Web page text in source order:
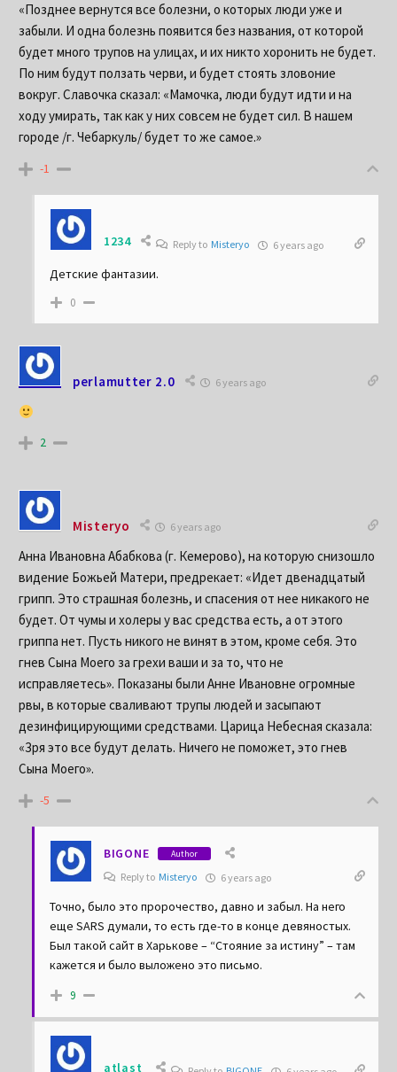
«Позднее вернутся все болезни, о которых люди уже и
забыли. И одна болезнь появится без названия, от которой
будет много трупов на улицах, и их никто хоронить не будет.
По ним будут ползать черви, и будет стоять зловоние
вокруг. Славочка сказал: «Мамочка, люди будут идти и на
ходу умирать, так как у них совсем не будет сил. В нашем
городе /г. Чебаркуль/ будет то же самое.»
-1
1234 Reply to Misteryo 6 years ago
Детские фантазии.
0
perlamutter 2.0 6 years ago
2
Misteryo 6 years ago
Анна Ивановна Абабкова (г. Кемерово), на которую снизошло
видение Божьей Матери, предрекает: «Идет двенадцатый
грипп. Это страшная болезнь, и спасения от нее никакого не
будет. От чумы и холеры у вас средства есть, а от этого
гриппа нет. Пусть никого не винят в этом, кроме себя. Это
гнев Сына Моего за грехи ваши и за то, что не
исправляетесь». Показаны были Анне Ивановне огромные
рвы, в которые сваливают трупы людей и засыпают
дезинфицирующими средствами. Царица Небесная сказала:
«Зря это все будут делать. Ничего не поможет, это гнев
Сына Моего».
-5
BIGONE Author
Reply to Misteryo 6 years ago
Точно, было это пророчество, давно и забыл. На него
еще SARS думали, то есть где-то в конце девяностых.
Был такой сайт в Харькове – “Стояние за истину” – там
кажется и было выложено это письмо.
9
atlast